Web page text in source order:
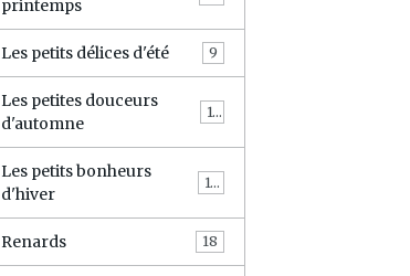
printemps
Les petits délices d'été 9
Les petites douceurs
d'automne
10
Les petits bonheurs
d'hiver
10
Renards 18